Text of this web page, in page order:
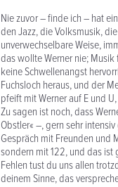
Nie zuvor – finde ich – hat
den Jazz, die Volksmusik,
unverwechselbare Weise,
das wollte Werner nie;
keine Schwellenangst
Fuchsloch heraus, und der
pfeift mit Werner auf E und
Zu sagen ist noch, dass
Obstler« –, gern sehr
Gespräch mit Freunden und
sondern mit 122, und das ist
Fehlen tust du uns allen
deinem Sinne, das